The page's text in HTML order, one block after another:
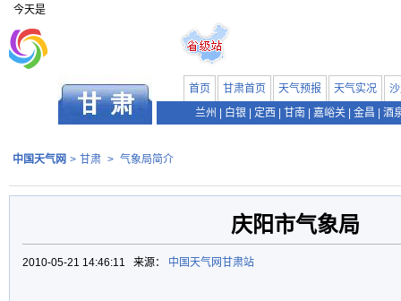
今天是
首页 甘肃首页 天气预报 天气实况
兰州
白银 定西 甘南 嘉峪关 金昌 酒
中国天气网 > 甘肃 > 气象局简介
庆阳市气象局
2010-05-21 14:46:11 来源： 中国天气网甘肃站